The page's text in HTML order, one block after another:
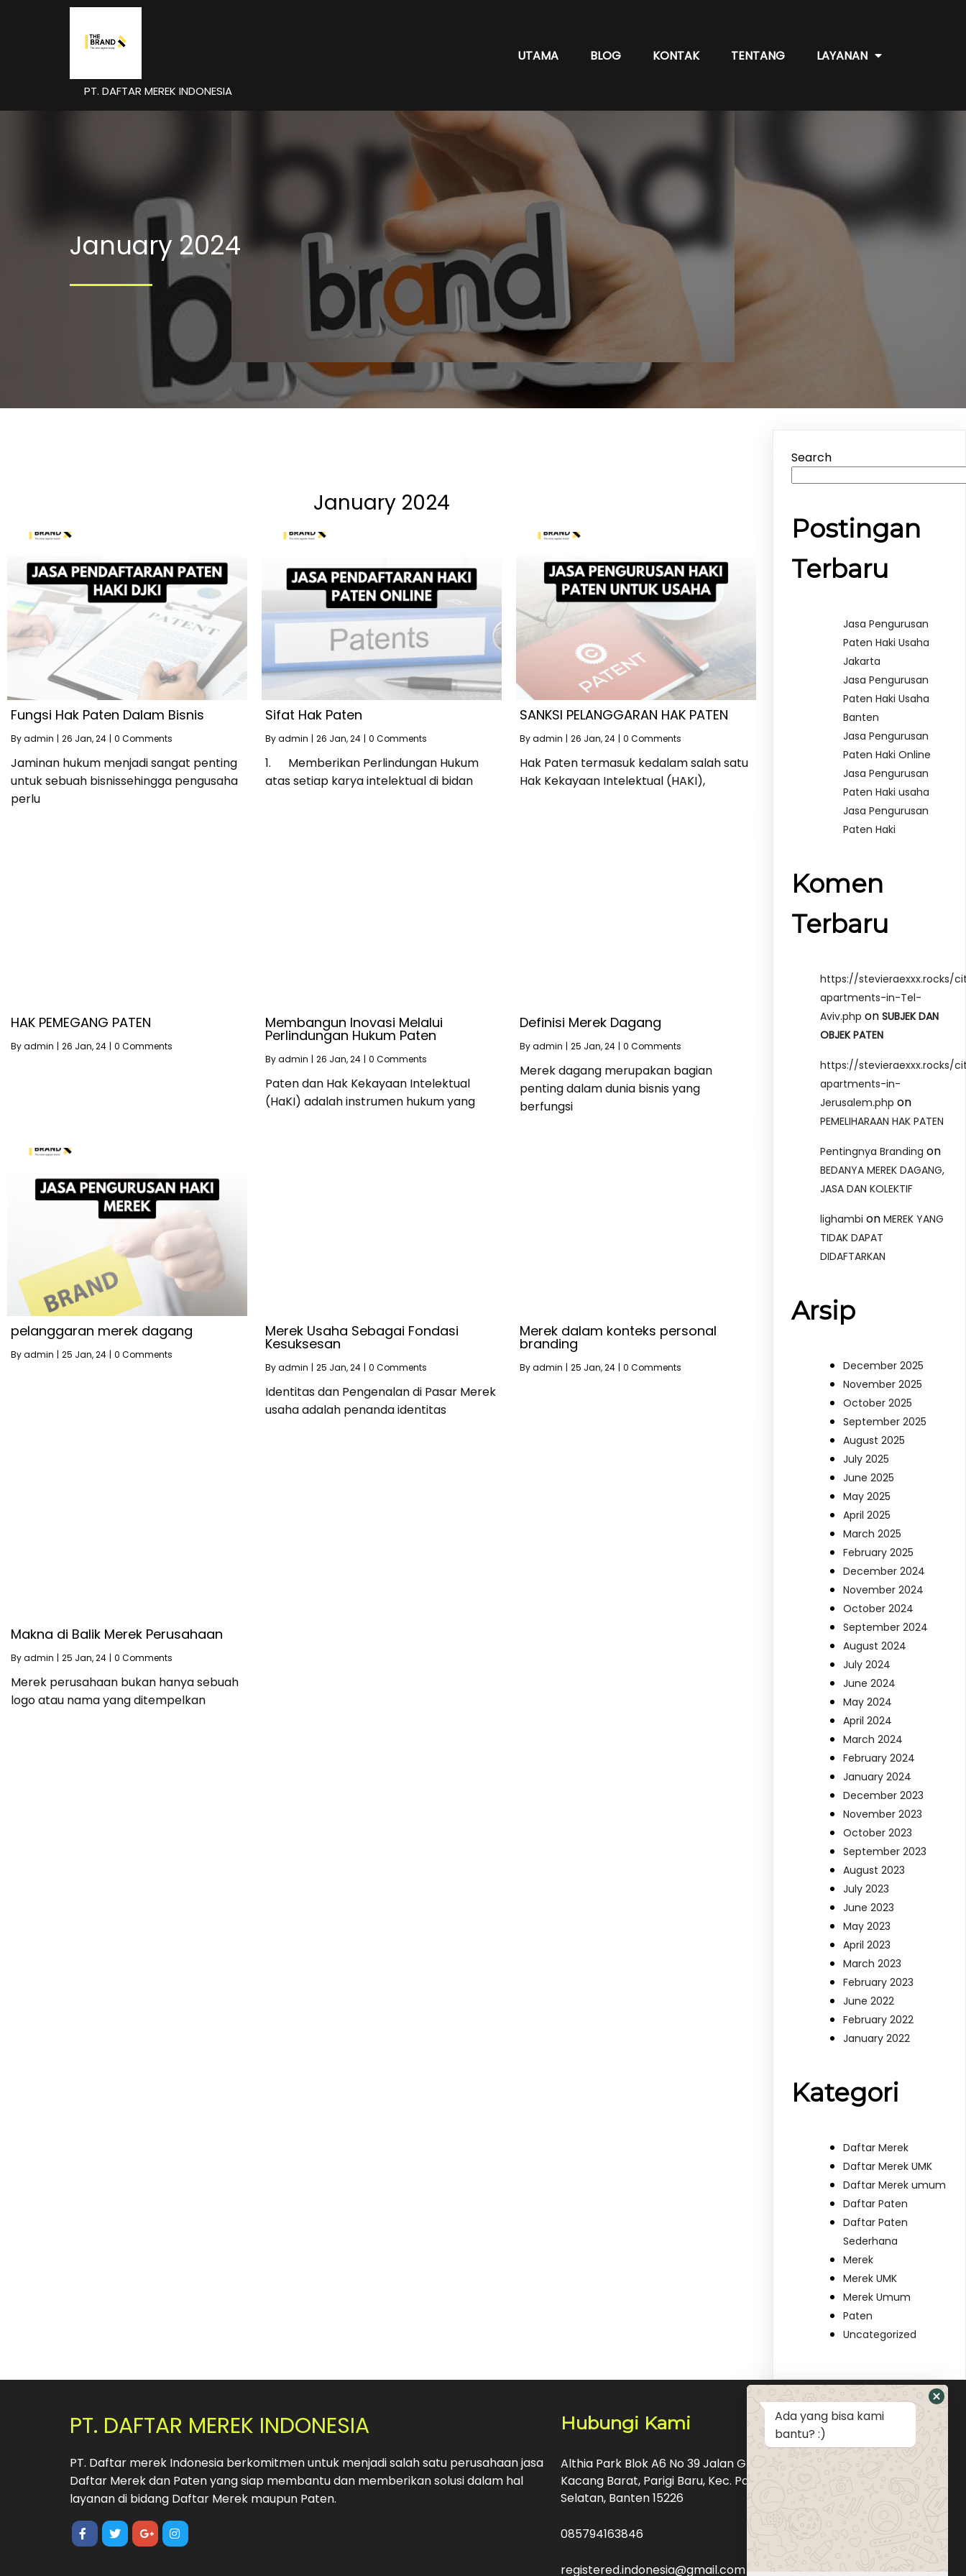
PT. DAFTAR MEREK INDONESIA
UTAMA BLOG KONTAK TENTANG LAYANAN
January 2024
January 2024
Fungsi Hak Paten Dalam Bisnis
Byadmin | 26 Jan, 24 | 0 Comments
Jaminan hukum menjadi sangat penting
untuk sebuah bisnissehingga pengusaha
perlu
Sifat Hak Paten
Byadmin | 26 Jan, 24 | 0 Comments
1. Memberikan Perlindungan Hukum
atas setiap karya intelektual di bidan
SANKSI PELANGGARAN HAK PATEN
Byadmin | 26 Jan, 24 | 0 Comments
Hak Paten termasuk kedalam salah satu
Hak Kekayaan Intelektual (HAKI),
HAK PEMEGANG PATEN
Byadmin | 26 Jan, 24 | 0 Comments
Membangun Inovasi Melalui
Perlindungan Hukum Paten
Byadmin | 26 Jan, 24 | 0 Comments
Paten dan Hak Kekayaan Intelektual
(HaKI) adalah instrumen hukum yang
Definisi Merek Dagang
Byadmin | 25 Jan, 24 | 0 Comments
Merek dagang merupakan bagian
penting dalam dunia bisnis yang
berfungsi
pelanggaran merek dagang
Byadmin | 25 Jan, 24 | 0 Comments
Merek Usaha Sebagai Fondasi
Kesuksesan
Byadmin | 25 Jan, 24 | 0 Comments
Identitas dan Pengenalan di Pasar Merek
usaha adalah penanda identitas
Merek dalam konteks personal
branding
Byadmin | 25 Jan, 24 | 0 Comments
Makna di Balik Merek Perusahaan
Byadmin | 25 Jan, 24 | 0 Comments
Merek perusahaan bukan hanya sebuah
logo atau nama yang ditempelkan
Search
Postingan
Terbaru
Jasa Pengurusan
Paten Haki Usaha
Jakarta
Jasa Pengurusan
Paten Haki Usaha
Banten
Jasa Pengurusan
Paten Haki Online
Jasa Pengurusan
Paten Haki usaha
Jasa Pengurusan
Paten Haki
Komen
Terbaru
https://stevieraexxx.rocks/
apartments-in-Tel-
Aviv.php onSUBJEK DAN
OBJEK PATEN
https://stevieraexxx.rocks/
apartments-in-
Jerusalem.php on
PEMELIHARAAN HAK PATEN
Pentingnya Branding on
BEDANYA MEREK DAGANG,
JASA DAN KOLEKTIF
lighambi onMEREK YANG
TIDAK DAPAT
DIDAFTARKAN
Arsip
December 2025
November 2025
October 2025
September 2025
August 2025
July 2025
June 2025
May 2025
April 2025
March 2025
February 2025
December 2024
November 2024
October 2024
September 2024
August 2024
July 2024
June 2024
May 2024
April 2024
March 2024
February 2024
January 2024
December 2023
November 2023
October 2023
September 2023
August 2023
July 2023
June 2023
May 2023
April 2023
March 2023
February 2023
June 2022
February 2022
January 2022
Kategori
Daftar Merek
Daftar Merek UMK
Daftar Merek umum
Daftar Paten
Daftar Paten
Sederhana
Merek
Merek UMK
Merek Umum
Paten
Uncategorized
PT. DAFTAR MEREK INDONESIA
PT. Daftar merek Indonesia berkomitmen untuk menjadi salah satu perusahaan jasa
Daftar Merek dan Paten yang siap membantu dan memberikan solusi dalam hal
layanan di bidang Daftar Merek maupun Paten.
Hubungi Kami
Althia Park Blok A6 No 39 Jalan Graha Raya Bintaro Pondok
Kacang Barat, Parigi Baru, Kec. Pd. Aren, Kota Tangerang
Selatan, Banten 15226
085794163846
registered.indonesia@gmail.com
Ada yang bisa kami
bantu? :)